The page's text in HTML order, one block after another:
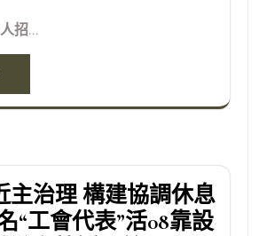
招...
主治理 構建協調休息
“工會代表”活08靠設